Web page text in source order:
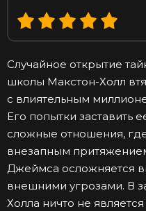
Случайное открытие
школы Макстон-Холл
с влиятельным
Его попытки заставить
сложные отношения,
внезапным
Джеймса осложняется
внешними угрозами. В
Холла ничто не